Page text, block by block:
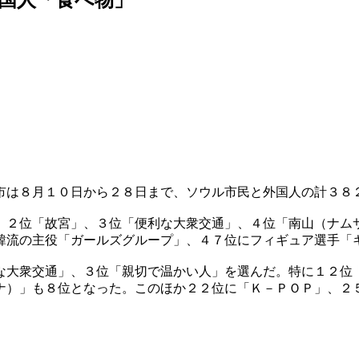
８月１０日から２８日まで、ソウル市民と外国人の計３８
位「故宮」、３位「便利な大衆交通」、４位「南山（ナ
の主役「ガールズグループ」、４７位にフィギュア選手「
衆交通」、３位「親切で温かい人」を選んだ。特に１２
」も８位となった。このほか２２位に「Ｋ－ＰＯＰ」、２